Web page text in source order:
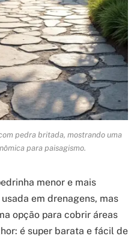
pedra britada, mostrando uma
para paisagismo.
menor e mais
em drenagens, mas
opção para cobrir áreas
é super barata e fácil de